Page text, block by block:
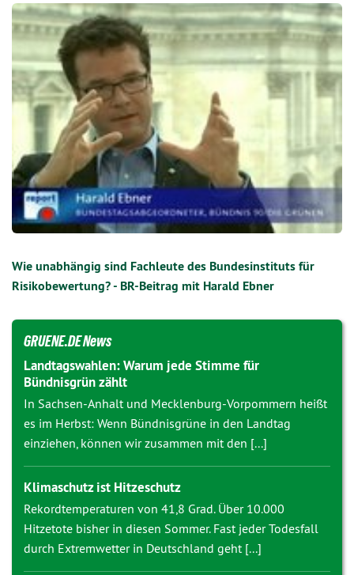
Wie unabhängig sind Fachleute des Bundesinstituts für
Risikobewertung? - BR-Beitrag mit Harald Ebner
GRUENE.DE News
Landtagswahlen: Warum jede Stimme für
Bündnisgrün zählt
In Sachsen-Anhalt und Mecklenburg-Vorpommern heißt
es im Herbst: Wenn Bündnisgrüne in den Landtag
einziehen, können wir zusammen mit den [...]
Klimaschutz ist Hitzeschutz
Rekordtemperaturen von 41,8 Grad. Über 10.000
Hitzetote bisher in diesen Sommer. Fast jeder Todesfall
durch Extremwetter in Deutschland geht [...]